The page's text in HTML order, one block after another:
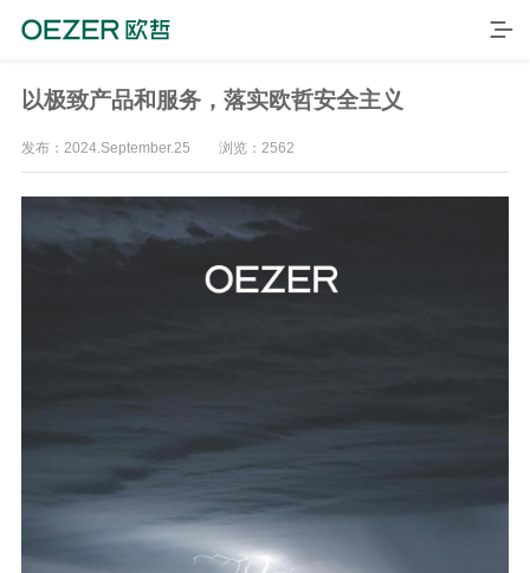
资讯
以极致产品和服务，落实欧哲安全主义
发布：2024.September.25 浏览：2562